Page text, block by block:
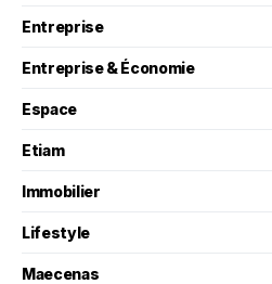
Entreprise
Entreprise & Économie
Espace
Etiam
Immobilier
Lifestyle
Maecenas